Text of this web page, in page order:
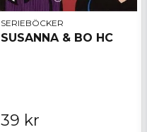
SERIEBÖCKER
SUSANNA & BO HC
39 kr